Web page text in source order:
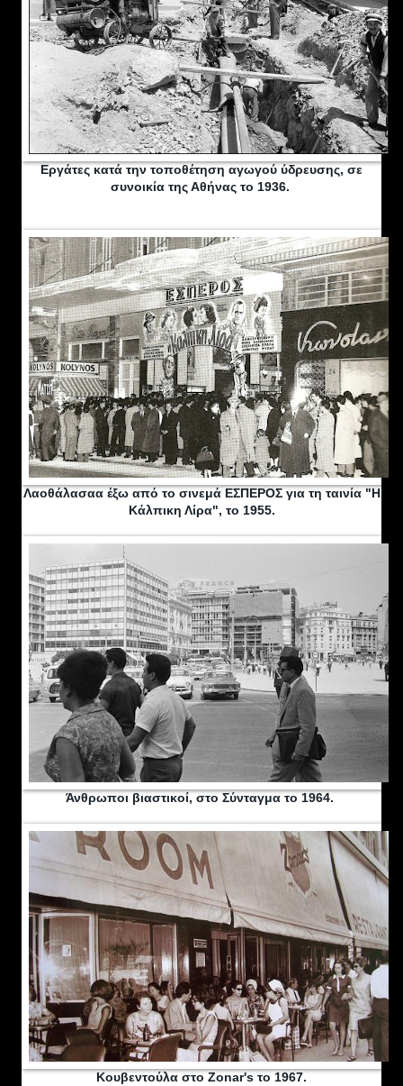
Εργάτες κατά την τοποθέτηση αγωγού ύδρευσης, σε
συνοικία της Αθήνας το 1936.
Λαοθάλασαα έξω από το σινεμά ΕΣΠΕΡΟΣ για τη ταινία "Η
Κάλπικη Λίρα", το 1955.
Άνθρωποι βιαστικοί, στο Σύνταγμα το 1964.
Κουβεντούλα στο Zonar's το 1967.